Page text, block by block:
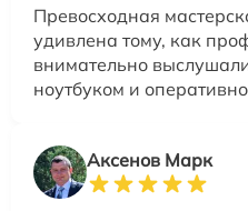
Превосходная
удивлена тому, как
внимательно
ноутбуком и
Аксенов Марк